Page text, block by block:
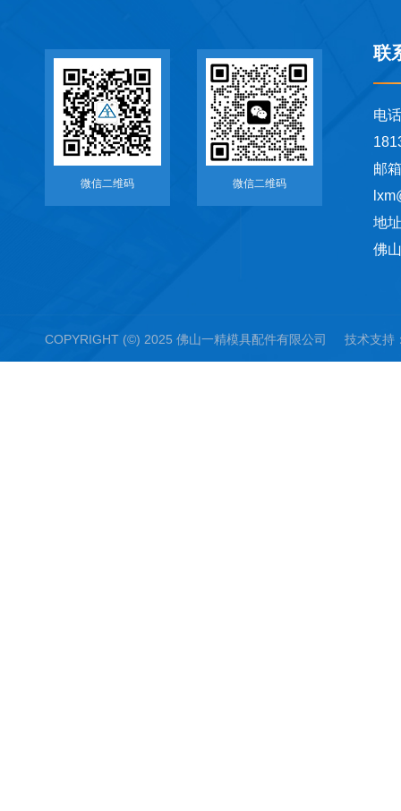
微信二维码 微信二维码
联
电
邮
地
佛
COPYRIGHT (©) 2025 佛山一精模具配件有限公司 技术支持